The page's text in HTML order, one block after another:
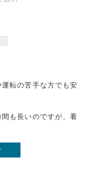
転の苦手な方でも安
も長いのですが、看